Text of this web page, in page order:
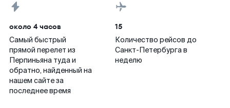
около 4 часов
Самый быстрый
прямой перелет из
Перпиньяна туда и
обратно, найденный на
нашем сайте за
последнее время
15
Количество рейсов до
Санкт-Петербурга в
неделю